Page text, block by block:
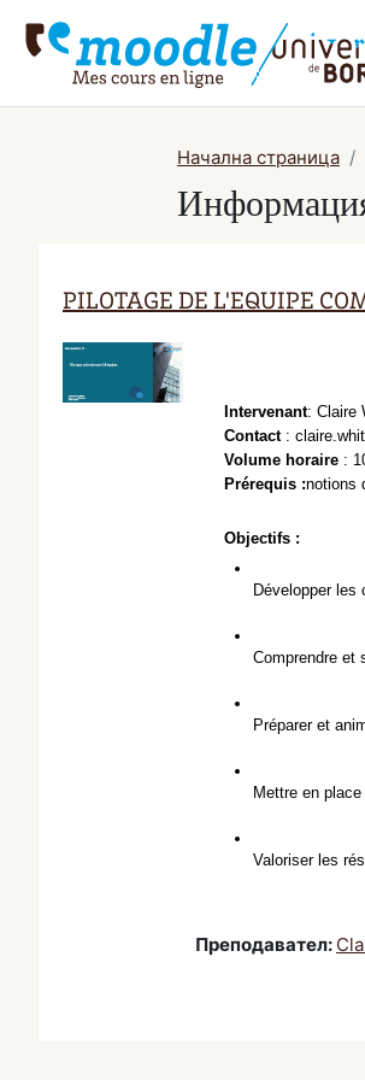
Начална страница
PILOTAGE DE L'EQUIPE
Intervenant: Claire
Contact :
Volume horaire :
Prérequis :notions
Objectifs :
Développer les
Comprendre et
Préparer et
Mettre en
Valoriser les
Преподавател: